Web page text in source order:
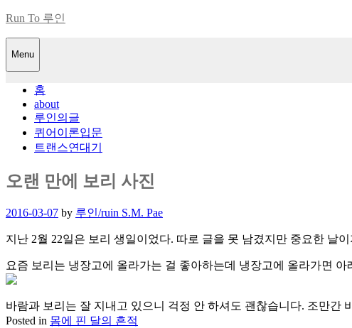
Skip
content
Run To 루인
Menu
홈
about
루인의글
퀴어이론입문
트랜스연대기
오랜 만에 보리 사진
Posted
2016-03-07 by 루인/ruin S.M. Pae
지난 2월 22일은 보리 생일이었다. 따로 글을 못 남겼지만 중요한 날이
요즘 보리는 냉장고에 올라가는 걸 좋아하는데 냉장고에 올라가면
바람과 보리는 잘 지내고 있으니 걱정 안 하셔도 괜찮습니다. 조만간
Posted in 몸에 핀 달의 흔적